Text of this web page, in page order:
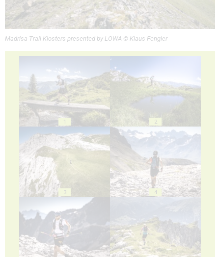
Madrisa Trail Klosters presented by LOWA © Klaus Fengler
1 2
3 4